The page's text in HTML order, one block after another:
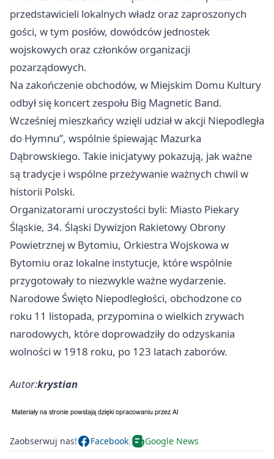
przedstawicieli lokalnych władz oraz zaproszonych
gości, w tym posłów, dowódców jednostek
wojskowych oraz członków organizacji
pozarządowych.
Na zakończenie obchodów, w Miejskim Domu Kultury
odbył się koncert zespołu Big Magnetic Band.
Wcześniej mieszkańcy wzięli udział w akcji Niepodległa
do Hymnu”, wspólnie śpiewając Mazurka
Dąbrowskiego. Takie inicjatywy pokazują, jak ważne
są tradycje i wspólne przeżywanie ważnych chwil w
historii Polski.
Organizatorami uroczystości byli: Miasto Piekary
Śląskie, 34. Śląski Dywizjon Rakietowy Obrony
Powietrznej w Bytomiu, Orkiestra Wojskowa w
Bytomiu oraz lokalne instytucje, które wspólnie
przygotowały to niezwykle ważne wydarzenie.
Narodowe Święto Niepodległości, obchodzone co
roku 11 listopada, przypomina o wielkich zrywach
narodowych, które doprowadziły do odzyskania
wolności w 1918 roku, po 123 latach zaborów.
Autor:krystian
Zaobserwuj nas! Facebook Google News